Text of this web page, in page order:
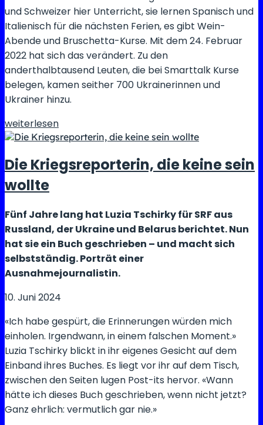
und Schweizer hier Unterricht, sie lernen Spanisch und
Italienisch für die nächsten Ferien, es gibt Wein-
Abende und Bruschetta-Kurse. Mit dem 24. Februar
2022 hat sich das verändert. Zu den
anderthalbtausend Leuten, die bei Smarttalk Kurse
belegen, kamen seither 700 Ukrainerinnen und
Ukrainer hinzu.
Der
Umgangston
sich:
Ukrainische
Flüchtlinge
hoffen
auf
die
Friedenskonferenz
–
aber
Selenski
weiterlesen
Die Kriegsreporterin, die keine sein
wollte
Fünf Jahre lang hat Luzia Tschirky für SRF aus
Russland, der Ukraine und Belarus berichtet. Nun
hat sie ein Buch geschrieben – und macht sich
selbstständig. Porträt einer
Ausnahmejournalistin.
10. Juni 2024
«Ich habe gespürt, die Erinnerungen würden mich
einholen. Irgendwann, in einem falschen Moment.»
Luzia Tschirky blickt in ihr eigenes Gesicht auf dem
Einband ihres Buches. Es liegt vor ihr auf dem Tisch,
zwischen den Seiten lugen Post-its hervor. «Wann
hätte ich dieses Buch geschrieben, wenn nicht jetzt?
Ganz ehrlich: vermutlich gar nie.»